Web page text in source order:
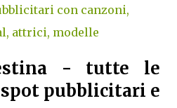
con canzoni,
attrici, modelle
- tutte le
pubblicitari e